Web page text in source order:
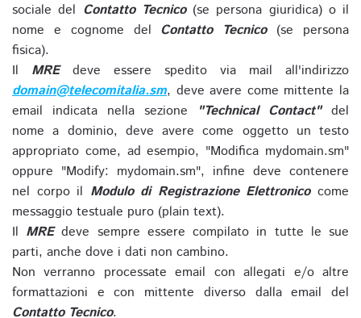
sociale del Contatto Tecnico(se persona giuridica) o il
nome e cognome del Contatto Tecnico(se persona
fisica).
Il MREdeve essere spedito via mail all'indirizzo
domain@telecomitalia.sm, deve avere come mittente la
email indicata nella sezione
"Technical Contact"del
nome a dominio, deve avere come oggetto un testo
appropriato come, ad esempio, "Modifica mydomain.sm"
oppure "Modify: mydomain.sm", infine deve contenere
nel corpo il Modulo di Registrazione Elettronicocome
messaggio testuale puro (plain text).
Il MREdeve sempre essere compilato in tutte le sue
parti, anche dove i dati non cambino.
Non verranno processate email con allegati e/o altre
formattazioni e con mittente diverso dalla email del
Contatto Tecnico.